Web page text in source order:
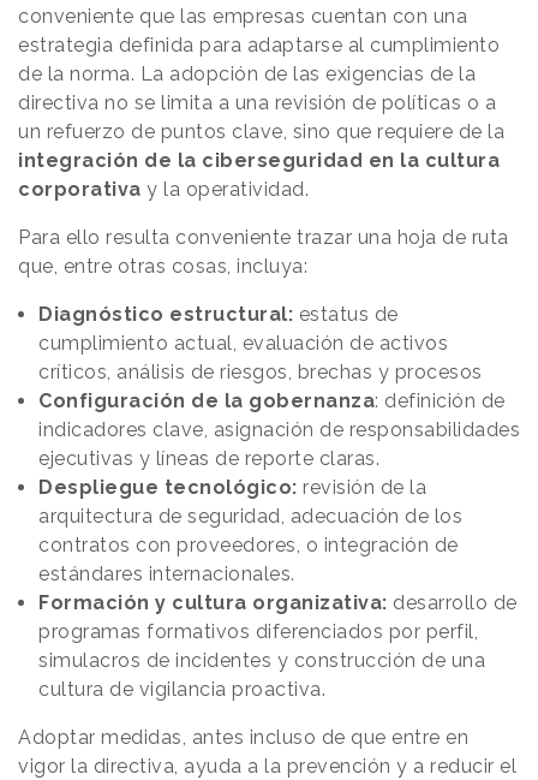
conveniente que las empresas cuentan con una
estrategia definida para adaptarse al cumplimiento
de la norma. La adopción de las exigencias de la
directiva no se limita a una revisión de políticas o a
un refuerzo de puntos clave, sino que requiere de la
integración de la ciberseguridad en la cultura
corporativa y la operatividad.
Para ello resulta conveniente trazar una hoja de ruta
que, entre otras cosas, incluya:
Diagnóstico estructural: estatus de
cumplimiento actual, evaluación de activos
críticos, análisis de riesgos, brechas y procesos
Configuración de la gobernanza: definición de
indicadores clave, asignación de responsabilidades
ejecutivas y líneas de reporte claras.
Despliegue tecnológico: revisión de la
arquitectura de seguridad, adecuación de los
contratos con proveedores, o integración de
estándares internacionales.
Formación y cultura organizativa: desarrollo de
programas formativos diferenciados por perfil,
simulacros de incidentes y construcción de una
cultura de vigilancia proactiva.
Adoptar medidas, antes incluso de que entre en
vigor la directiva, ayuda a la prevención y a reducir el